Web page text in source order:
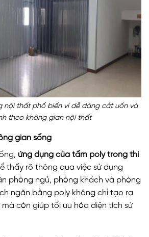
nội thất phổ biến vì dễ dàng cắt uốn và
theo không gian nội thất
gian sống
ứng dụng của tấm poly trong thi
thấy rõ thông qua việc sử dụng
phòng ngủ, phòng khách và phòng
ngăn bằng poly không chỉ tạo ra
còn giúp tối ưu hóa diện tích sử